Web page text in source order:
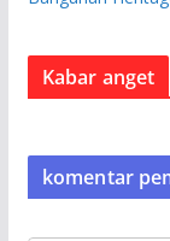
Kabar anget
komentar